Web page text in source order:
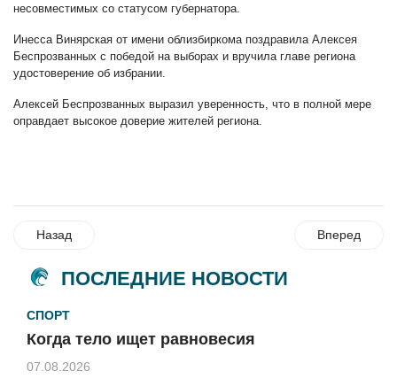
несовместимых со статусом губернатора.
Инесса Винярская от имени облизбиркома поздравила Алексея
Беспрозванных с победой на выборах и вручила главе региона
удостоверение об избрании.
Алексей Беспрозванных выразил уверенность, что в полной мере
оправдает высокое доверие жителей региона.
Назад Вперед
ПОСЛЕДНИЕ НОВОСТИ
СПОРТ
Когда тело ищет равновесия
07.08.2026